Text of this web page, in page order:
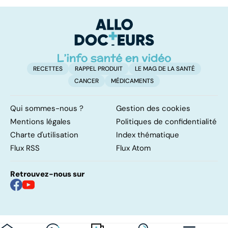
RECETTES RAPPEL PRODUIT
LE MAG DE LA SANTÉ
CANCER
MÉDICAMENTS
Qui sommes-nous ?
Gestion des cookies
Mentions légales
Politiques de confidentialité
Charte d'utilisation
Index thématique
Flux RSS
Flux Atom
Retrouvez-nous sur